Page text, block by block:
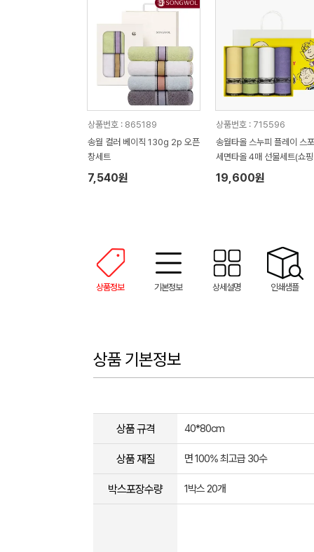
상품번호 : 865189
송월 컬러 베이직 130g 2p 오픈
창세트
7,540원
상품번호 : 715596
송월타올 스누피 플레이 스
세면타올 4매 선물세트(쇼
19,600원
상품정보 기본정보 상세설명 인쇄샘플
상품 기본정보
상품 규격 40*80cm
상품 재질 면 100% 최고급 30수
박스포장수량 1박스 20개